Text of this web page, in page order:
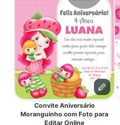
Convite Aniversário
Moranguinho com Foto para
Editar Online